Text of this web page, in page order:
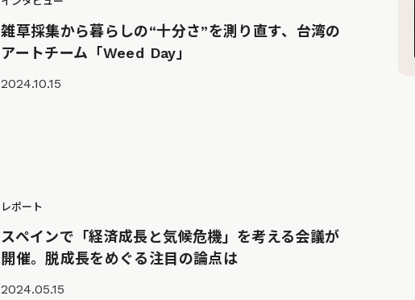
雑草採集から暮らしの“十分さ”を測り直す、台湾の
アートチーム「Weed Day」
2024.10.15
レポート
スペインで「経済成長と気候危機」を考える会議が
開催。脱成長をめぐる注目の論点は
2024.05.15